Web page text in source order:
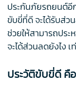
ประกันภัยรถยนต์อี
ขับขี่ที่ดี จะได้รับส่ว
ช่วยให้สามารถประ
จะได้ส่วนลดยังไง เ
ประวัติขับขี่ดี คือ